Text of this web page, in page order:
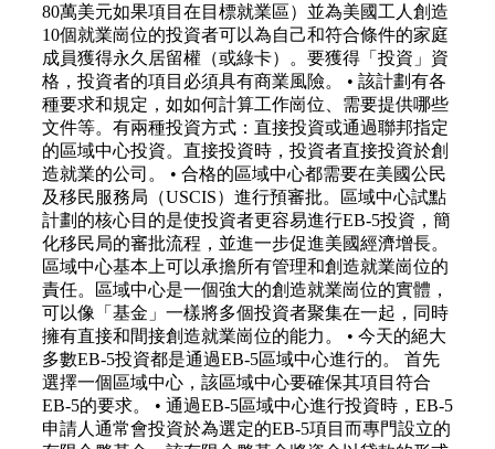
80萬美元如果項目在目標就業區）並為美國工人創造
10個就業崗位的投資者可以為自己和符合條件的家庭
成員獲得永久居留權（或綠卡）。要獲得「投資」資
格，投資者的項目必須具有商業風險。 • 該計劃有各
種要求和規定，如如何計算工作崗位、需要提供哪些
文件等。有兩種投資方式：直接投資或通過聯邦指定
的區域中心投資。直接投資時，投資者直接投資於創
造就業的公司。 • 合格的區域中心都需要在美國公民
及移民服務局（USCIS）進行預審批。區域中心試點
計劃的核心目的是使投資者更容易進行EB-5投資，簡
化移民局的審批流程，並進一步促進美國經濟增長。
區域中心基本上可以承擔所有管理和創造就業崗位的
責任。區域中心是一個強大的創造就業崗位的實體，
可以像「基金」一樣將多個投資者聚集在一起，同時
擁有直接和間接創造就業崗位的能力。 • 今天的絕大
多數EB-5投資都是通過EB-5區域中心進行的。 首先
選擇一個區域中心，該區域中心要確保其項目符合
EB-5的要求。 • 通過EB-5區域中心進行投資時，EB-5
申請人通常會投資於為選定的EB-5項目而專門設立的